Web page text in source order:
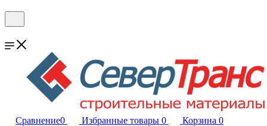
Сравнение0 Избранные товары 0 Корзина 0